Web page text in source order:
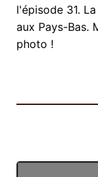
l'épisode 31.
aux Pays-Bas.
photo !